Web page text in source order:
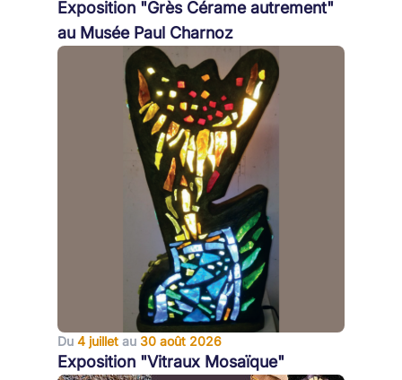
Exposition "Grès Cérame autrement"
au Musée Paul Charnoz
Du 4 juillet au 30 août 2026
Exposition "Vitraux Mosaïque"